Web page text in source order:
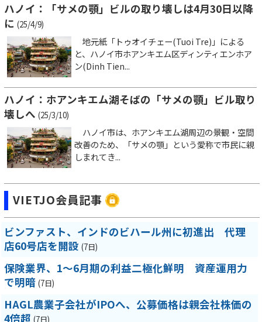
ハノイ：「サメの顎」ビルの取り壊しは4月30日以降
に (25/4/9)
地元紙「トゥオイチェー(Tuoi Tre)」による
と、ハノイ市ホアンキエム区ディンティエンホア
ン(Dinh Tien...
ハノイ：ホアンキエム湖そばの「サメの顎」ビル取り
壊しへ (25/3/10)
ハノイ市は、ホアンキエム湖周辺の景観・空間
改善のため、「サメの顎」という愛称で市民に親
しまれてき...
VIETJO会員記事
ビンファスト、インドのビハール州に初進出 代理
店60号店を開設 (7日)
保険業界、1～6月期の利益二極化鮮明 資産運用力
で明暗 (7日)
HAGL農業子会社がIPOへ、公募価格は親会社株価の
4倍超 (7日)